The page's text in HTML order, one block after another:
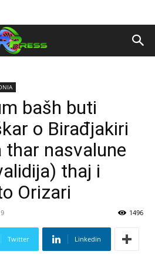
bašh buti
o Birađjakiri
nasvalune
thaj i
Orizari
1496
Twitter Linkedin